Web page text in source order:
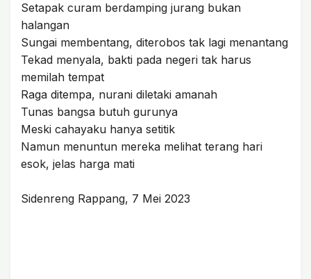
Setapak curam berdamping jurang bukan
halangan
Sungai membentang, diterobos tak lagi menantang
Tekad menyala, bakti pada negeri tak harus
memilah tempat
Raga ditempa, nurani diletaki amanah
Tunas bangsa butuh gurunya
Meski cahayaku hanya setitik
Namun menuntun mereka melihat terang hari
esok, jelas harga mati
Sidenreng Rappang, 7 Mei 2023